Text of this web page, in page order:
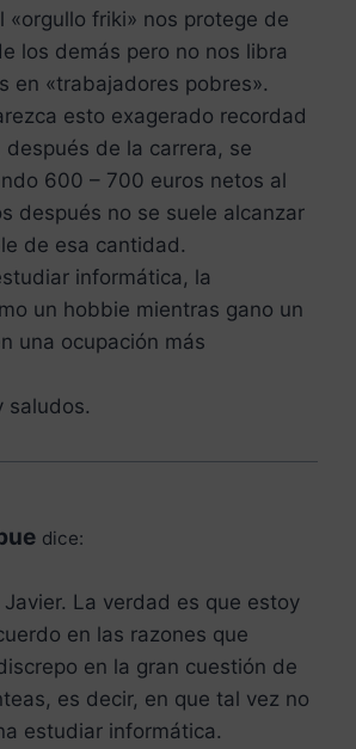
«orgullo friki» nos protege de
los demás pero no nos libra
en «trabajadores pobres».
esto exagerado recordad
después de la carrera, se
600 – 700 euros netos al
después no se suele alcanzar
de esa cantidad.
informática, la
un hobbie mientras gano un
una ocupación más
saludos.
dice:
La verdad es que estoy
en las razones que
en la gran cuestión de
es decir, en que tal vez no
estudiar informática.